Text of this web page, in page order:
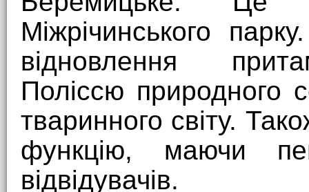
Міжрічинського
відновлення
Поліссю природного
тваринного світу.
функцію, маючи
відвідувачів.